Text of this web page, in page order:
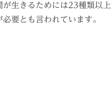
が生きるためには23種類以上
必要とも言われています。